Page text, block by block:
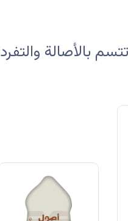
بالأصالة والتفرد